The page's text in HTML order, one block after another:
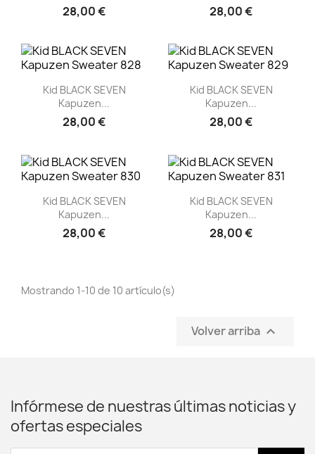
28,00 € 28,00 €
 Vista rápida
Kid BLACK SEVEN
Kapuzen...
28,00 €
 Vista rápida
Kid BLACK SEVEN
Kapuzen...
28,00 €
 Vista rápida
Kid BLACK SEVEN
Kapuzen...
28,00 €
 Vista rápida
Kid BLACK SEVEN
Kapuzen...
28,00 €
Mostrando 1-10 de 10 artículo(s)
Volver arriba 
Infórmese de nuestras últimas noticias y
ofertas especiales